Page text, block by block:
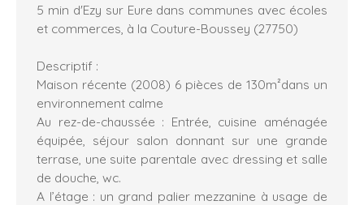
5 min d'Ezy sur Eure dans communes avec écoles
et commerces, à la Couture-Boussey (27750)
Descriptif :
Maison récente (2008) 6 pièces de 130m²dans un
environnement calme
Au rez-de-chaussée : Entrée, cuisine aménagée
équipée, séjour salon donnant sur une grande
terrase, une suite parentale avec dressing et salle
de douche, wc.
A l’étage : un grand palier mezzanine à usage de